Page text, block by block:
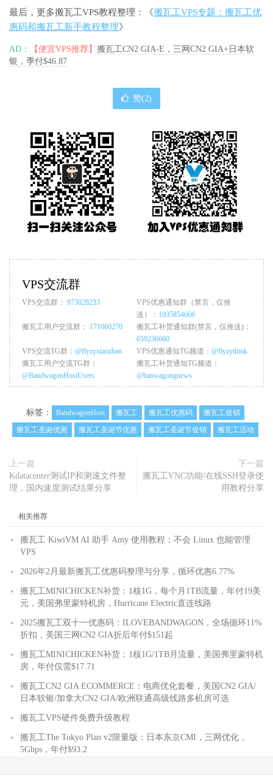
最后，更多搬瓦工VPS教程整理：《搬瓦工VPS专题：搬瓦工优
惠码和搬瓦工新手教程整理》
AD： 【便宜VPS推荐】 搬瓦工CN2 GIA-E，三网CN2 GIA+日本软
银，季付$46.87
赞(2)
VPS交流群
VPS交流群： 973028233
VPS优惠通知群（禁言，仅推
送）： 1035854666
搬瓦工用户交流群： 171060270
搬瓦工补货通知群(禁言，仅推送)：
659236660
VPS交流TG群： @flyzyxiaozhan VPS优惠通知TG频道： @flyzythink
搬瓦工用户交流TG群：
@BandwagonHostUsers
搬瓦工补货通知TG频道：
@banwagongnews
标签： BandwagonHost 搬瓦工 搬瓦工优惠码
搬瓦工促销
搬瓦工圣诞优惠
搬瓦工圣诞节优惠 搬瓦工圣诞节促销 搬瓦工活动
上一篇
Kdatacenter测试IP和测速文件整
理，国内速度测试结果分享
下一篇
搬瓦工VNC功能/在线SSH登录使
用教程分享
相关推荐
搬瓦工 KiwiVM AI 助手 Amy 使用教程：不会 Linux 也能管理
VPS
2026年2月最新搬瓦工优惠码整理与分享，循环优惠6.77%
搬瓦工MINICHICKEN补货：1核1G，每个月1TB流量，年付19美
元，美国弗里蒙特机房，Hurricane Electric直连线路
2025搬瓦工双十一优惠码：ILOVEBANDWAGON，全场循环11%
折扣，美国三网CN2 GIA折后年付$151起
搬瓦工MINICHICKEN补货：1核1G/1TB月流量，美国弗里蒙特机
房，年付仅需$17.71
搬瓦工CN2 GIA ECOMMERCE：电商优化套餐，美国CN2 GIA/
日本软银/加拿大CN2 GIA/欧洲联通高级线路多机房可选
搬瓦工VPS硬件免费升级教程
搬瓦工The Tokyo Plan v2限量版：日本东京CMI，三网优化，
5Gbps，年付$93.2